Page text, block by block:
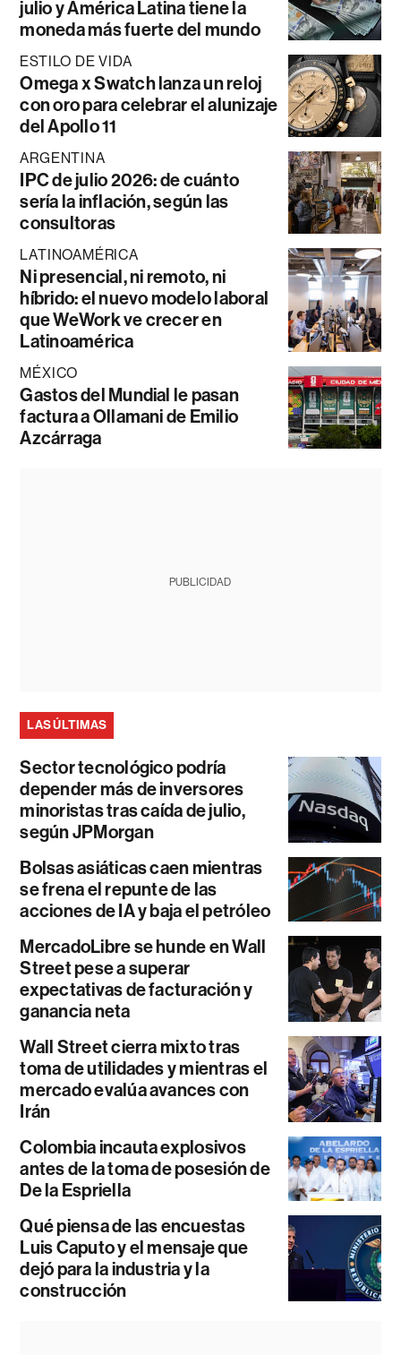
julio y América Latina tiene la
moneda más fuerte del mundo
ESTILO DE VIDA
Omega x Swatch lanza un reloj
con oro para celebrar el alunizaje
del Apollo 11
ARGENTINA
IPC de julio 2026: de cuánto
sería la inflación, según las
consultoras
LATINOAMÉRICA
Ni presencial, ni remoto, ni
híbrido: el nuevo modelo laboral
que WeWork ve crecer en
Latinoamérica
MÉXICO
Gastos del Mundial le pasan
factura a Ollamani de Emilio
Azcárraga
PUBLICIDAD
LAS ÚLTIMAS
Sector tecnológico podría
depender más de inversores
minoristas tras caída de julio,
según JPMorgan
Bolsas asiáticas caen mientras
se frena el repunte de las
acciones de IA y baja el petróleo
MercadoLibre se hunde en Wall
Street pese a superar
expectativas de facturación y
ganancia neta
Wall Street cierra mixto tras
toma de utilidades y mientras el
mercado evalúa avances con
Irán
Colombia incauta explosivos
antes de la toma de posesión de
De la Espriella
Qué piensa de las encuestas
Luis Caputo y el mensaje que
dejó para la industria y la
construcción